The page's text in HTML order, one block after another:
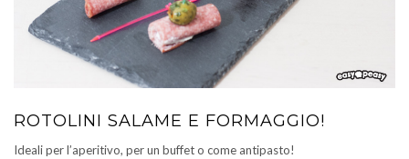
ROTOLINI SALAME E FORMAGGIO!
Ideali per l’aperitivo, per un buffet o come antipasto!